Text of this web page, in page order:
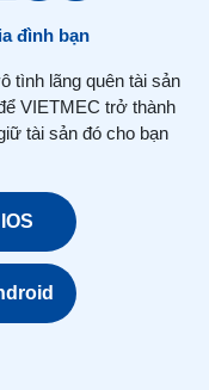
đình bạn
tình lãng quên tài sản
VIETMEC trở thành
tài sản đó cho bạn